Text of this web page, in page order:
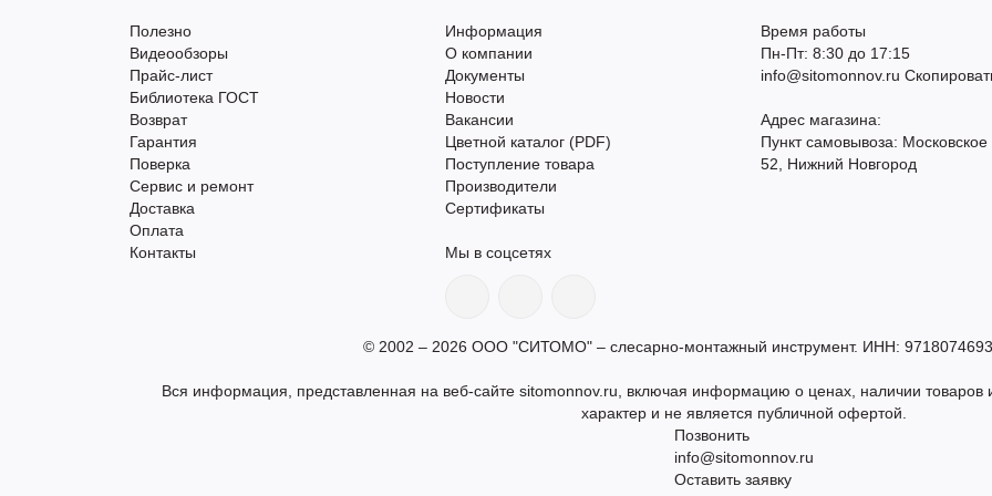
Полезно
Видеообзоры
Прайс-лист
Библиотека ГОСТ
Возврат
Гарантия
Поверка
Сервис и ремонт
Доставка
Оплата
Контакты
Информация
О компании
Документы
Новости
Вакансии
Цветной каталог (PDF)
Поступление товара
Производители
Сертификаты
Мы в соцсетях
Время работы
Пн-Пт: 8:30 до 17:15
info@sitomonnov.ru
Адрес магазина:
Пункт самовывоза:
52, Нижний Новгород
© 2002 – 2026 ООО "СИТОМО" – слесарно-монтажный инструмент. ИНН:
Вся информация, представленная на веб-сайте sitomonnov.ru, включая информацию о ценах, наличии товаров
характер и не является публичной офертой.
Позвонить
info@sitomonnov.ru
Оставить заявку